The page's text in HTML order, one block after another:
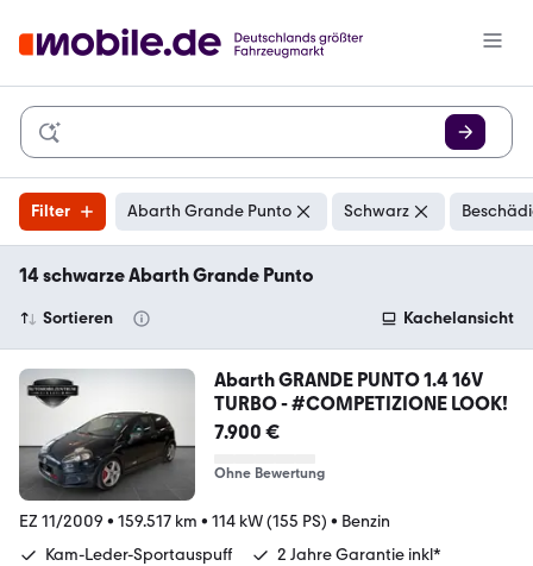
Filter Abarth Grande Punto Schwarz
14 schwarze Abarth Grande Punto
Sortieren Kachelansicht
Abarth GRANDE PUNTO 1.4 16V
TURBO - #COMPETIZIONE LOOK!
7.900 €
Ohne Bewertung
EZ 11/2009 • 159.517 km • 114 kW (155 PS) • Benzin
Kam-Leder-Sportauspuff
2 Jahre Garantie inkl*